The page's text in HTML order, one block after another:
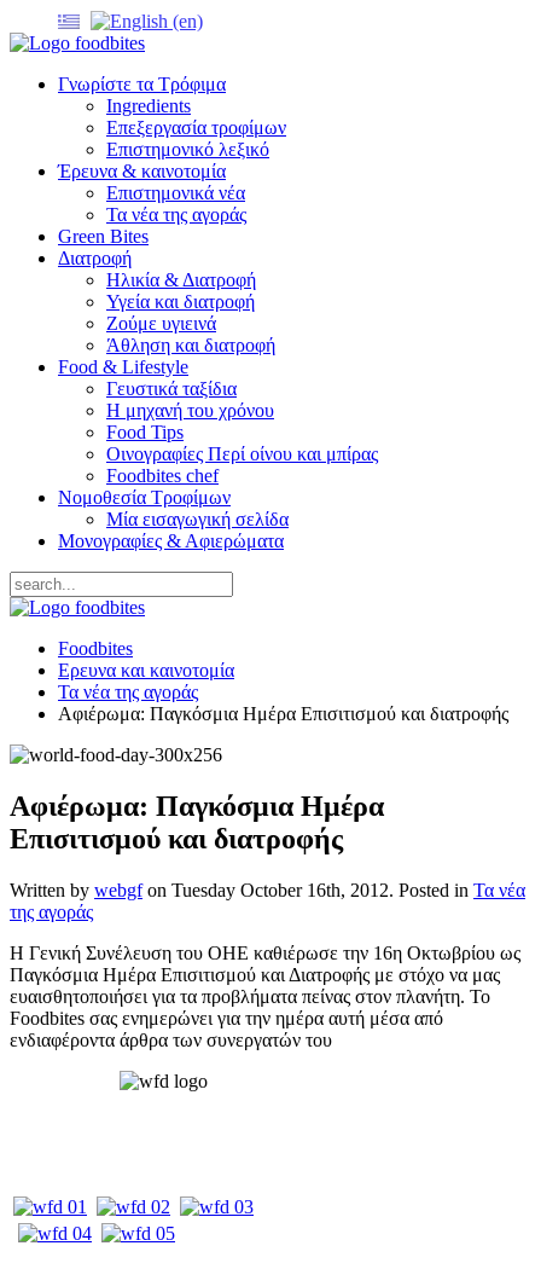
Γνωρίστε τα Τρόφιμα
Ingredients
Επεξεργασία τροφίμων
Επιστημονικό λεξικό
Έρευνα & καινοτομία
Επιστημονικά νέα
Τα νέα της αγοράς
Green Bites
Διατροφή
Ηλικία & Διατροφή
Υγεία και διατροφή
Ζούμε υγιεινά
Άθληση και διατροφή
Food & Lifestyle
Γευστικά ταξίδια
Η μηχανή του χρόνου
Food Tips
Οινογραφίες Περί οίνου και μπίρας
Foodbites chef
Νομοθεσία Τροφίμων
Μία εισαγωγική σελίδα
Μονογραφίες & Αφιερώματα
Foodbites
Ερευνα και καινοτομία
Τα νέα της αγοράς
Αφιέρωμα: Παγκόσμια Ημέρα Επισιτισμού και διατροφής
Αφιέρωμα: Παγκόσμια Ημέρα
Επισιτισμού και διατροφής
Written by webgfon Tuesday October 16th, 2012. Posted in Τα νέα
της αγοράς
Η Γενική Συνέλευση του ΟΗΕ καθιέρωσε την 16η Οκτωβρίου ως
Παγκόσμια Ημέρα Επισιτισμού και Διατροφής με στόχο να μας
ευαισθητοποιήσει για τα προβλήματα πείνας στον πλανήτη. Το
Foodbites σας ενημερώνει για την ημέρα αυτή μέσα από
ενδιαφέροντα άρθρα των συνεργατών του